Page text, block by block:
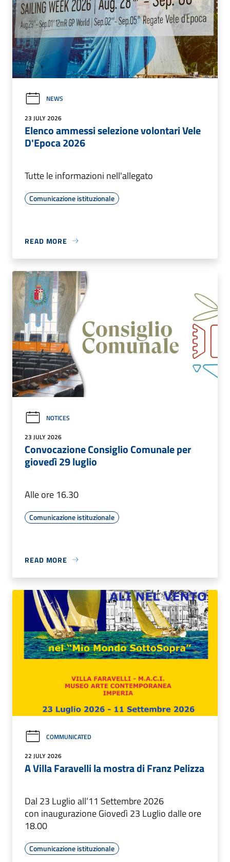
NEWS
23 JULY 2026
Elenco ammessi selezione volontari Vele
D'Epoca 2026
Tutte le informazioni nell'allegato
Comunicazione istituzionale
READ MORE
NOTICES
23 JULY 2026
Convocazione Consiglio Comunale per
giovedì 29 luglio
Alle ore 16.30
Comunicazione istituzionale
READ MORE
COMMUNICATED
22 JULY 2026
A Villa Faravelli la mostra di Franz Pelizza
Dal 23 Luglio all’11 Settembre 2026
con inaugurazione Giovedì 23 Luglio dalle ore
18.00
Comunicazione istituzionale